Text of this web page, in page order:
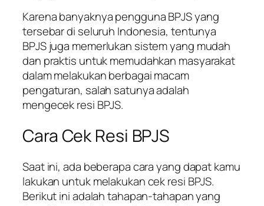
Karena banyaknya pengguna BPJS yang
tersebar di seluruh Indonesia, tentunya
BPJS juga memerlukan sistem yang mudah
dan praktis untuk memudahkan masyarakat
dalam melakukan berbagai macam
pengaturan, salah satunya adalah
mengecek resi BPJS.
Cara Cek Resi BPJS
Saat ini, ada beberapa cara yang dapat kamu
lakukan untuk melakukan cek resi BPJS.
Berikut ini adalah tahapan-tahapan yang